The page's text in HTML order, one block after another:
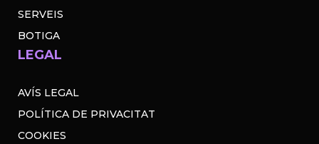
SERVEIS
BOTIGA
LEGAL
AVÍS LEGAL
POLÍTICA DE PRIVACITAT
COOKIES